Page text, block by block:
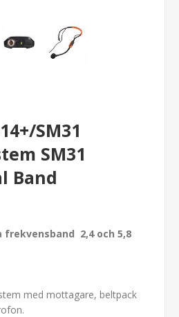
SM31
SM31
Band
frekvensband 2,4 och 5,8
med mottagare, beltpack